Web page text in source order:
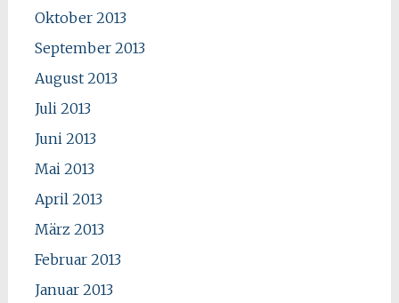
Oktober 2013
September 2013
August 2013
Juli 2013
Juni 2013
Mai 2013
April 2013
März 2013
Februar 2013
Januar 2013